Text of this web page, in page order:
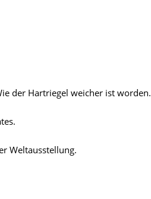
der Hartriegel weicher ist worden.
Weltausstellung.